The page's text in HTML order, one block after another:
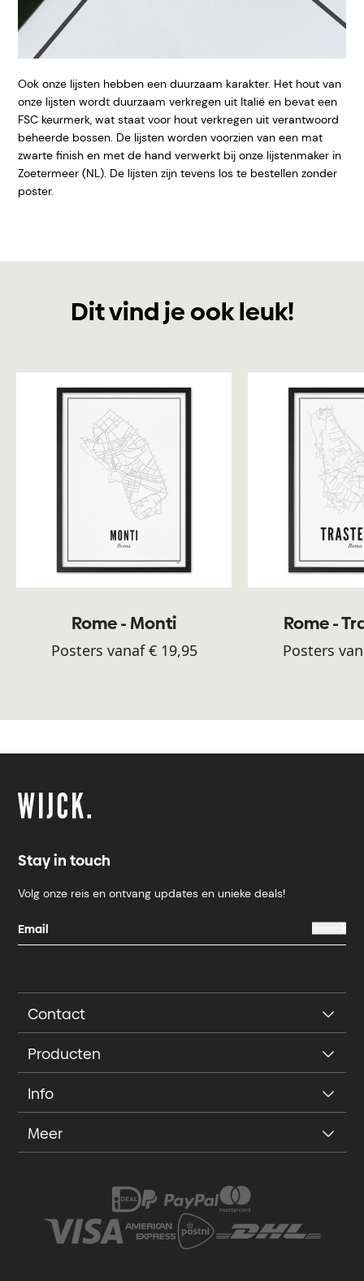
Ook onze lijsten hebben een duurzaam karakter. Het hout van
onze lijsten wordt duurzaam verkregen uit Italië en bevat een
FSC keurmerk, wat staat voor hout verkregen uit verantwoord
beheerde bossen. De lijsten worden voorzien van een mat
zwarte finish en met de hand verwerkt bij onze lijstenmaker in
Zoetermeer (NL). De lijsten zijn tevens los te bestellen zonder
poster.
Dit vind je ook leuk!
Rome - Monti
Posters vanaf € 19,95
Rome -
Posters
Stay in touch
Volg onze reis en ontvang updates en unieke deals!
Contact
Producten
Info
Meer